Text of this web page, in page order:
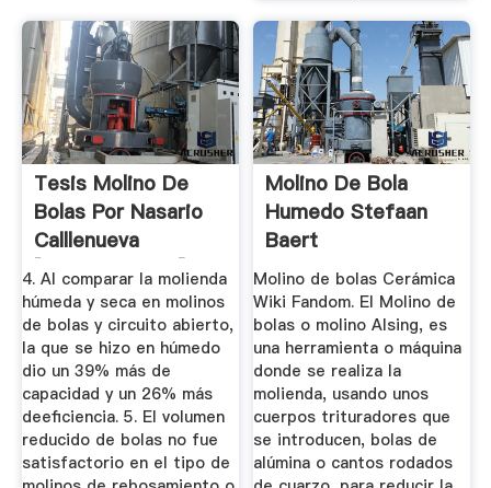
Tesis Molino De
Bolas Por Nasario
Calllenueva
[on23gopy83l0]
4. Al comparar la molienda
húmeda y seca en molinos
de bolas y circuito abierto,
la que se hizo en húmedo
dio un 39% más de
capacidad y un 26% más
deeficiencia. 5. El volumen
reducido de bolas no fue
satisfactorio en el tipo de
Molino De Bola
Humedo Stefaan
Baert
Molino de bolas Cerámica
Wiki Fandom. El Molino de
bolas o molino Alsing, es
una herramienta o máquina
donde se realiza la
molienda, usando unos
cuerpos trituradores que
se introducen, bolas de
alúmina o cantos rodados